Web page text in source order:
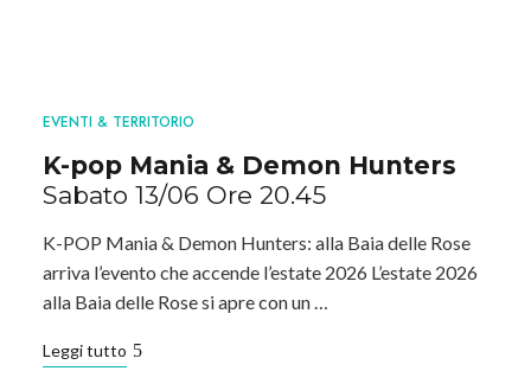
EVENTI & TERRITORIO
K-pop Mania & Demon Hunters
Sabato 13/06 Ore 20.45
K-POP Mania & Demon Hunters: alla Baia delle Rose
arriva l’evento che accende l’estate 2026 L’estate 2026
alla Baia delle Rose si apre con un …
Leggi tutto